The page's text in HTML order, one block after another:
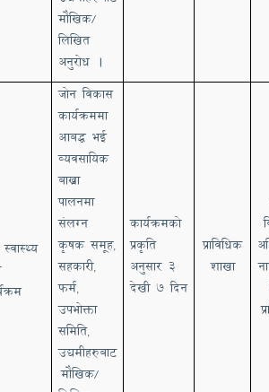
मौखिक/
लिखित
अनुरोध ।
जोन विकास
कार्यक्रममा
आबद्ध भई
व्यवसायिक
बाख्रा
पालनमा
संलग्न
कृषक समूह,
सहकारी,
फर्म,
उपभोक्ता
समिति,
उद्यमीहरुबाट
मौखिक/
कार्यक्रमको
प्रकृति
अनुसार ३
देखी ७ दिन
प्राविधिक
शाखा